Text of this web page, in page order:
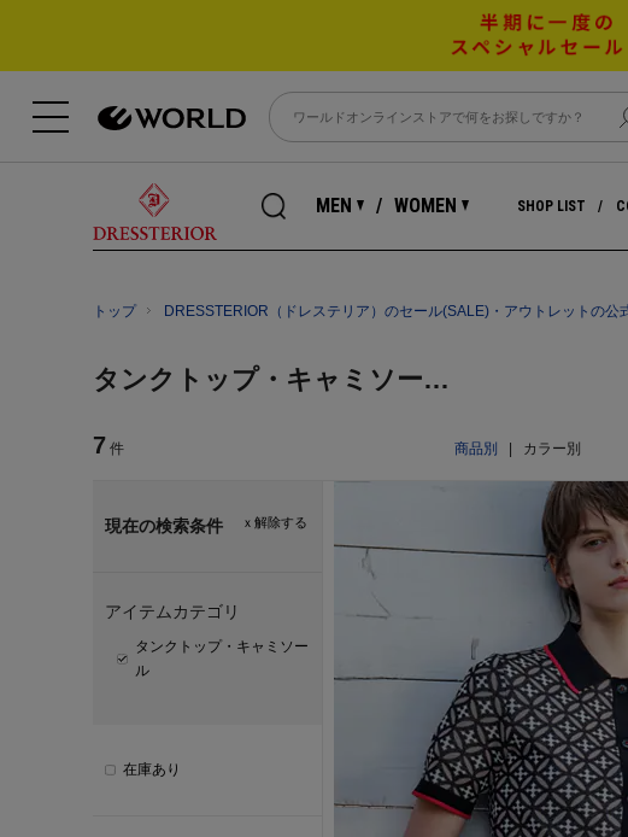
MEN WOMEN SHOP LIST
トップ DRESSTERIOR（ドレステリア）のセール(SALE)・アウトレットの公
タンクトップ・キャミソール,タンクトップ
7 件 商品別 カラー別
ｘ解除する
現在の検索条件
アイテムカテゴリ
タンクトップ・キャミソー
ル
在庫あり